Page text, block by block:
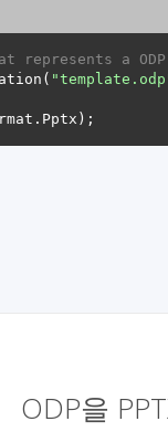
represents a
ODP을